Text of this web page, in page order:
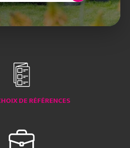
DE RÉFÉRENCES